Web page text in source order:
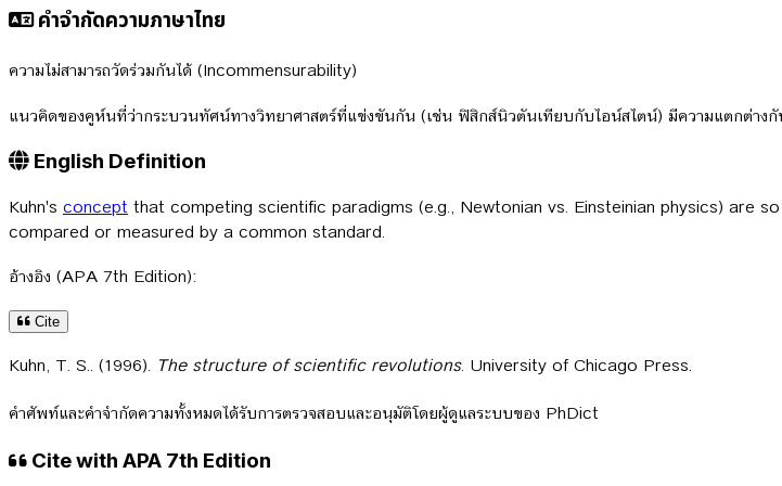
คำจำกัดความภาษาไทย
ความไม่สามารถวัดร่วมกันได้ (Incommensurability)
แนวคิดของคูห์นที่ว่ากระบวนทัศน์ทางวิทยาศาสตร์ที่แข่งขันกัน (เช่น ฟิสิกส์นิวตันเทียบกับไอน์สไตน์) มีความแตกต่าง
English Definition
Kuhn's concept that competing scientific paradigms (e.g., Newtonian vs. Einsteinian physics)
compared or measured by a common standard.
อ้างอิง (APA 7th Edition):
Cite
Kuhn, T. S.. (1996). The structure of scientific revolutions. University of Chicago Press.
คำศัพท์และคำจำกัดความทั้งหมดได้รับการตรวจสอบและอนุมัติโดยผู้ดูแลระบบของ PhDict
Cite with APA 7th Edition